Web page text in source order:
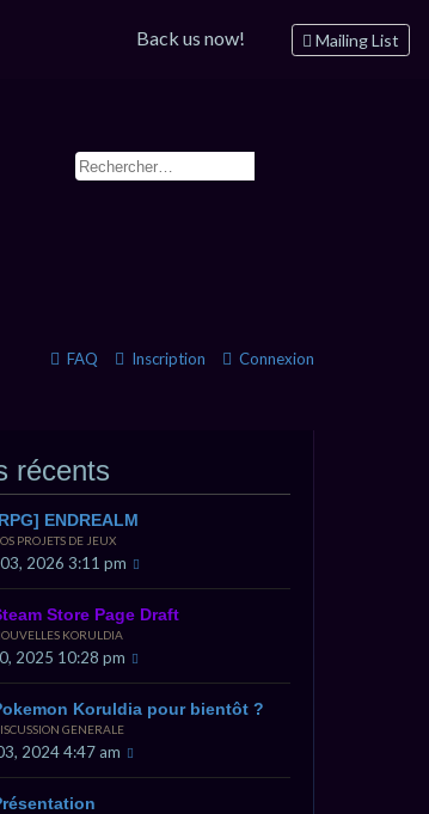
Mailing List
Back us now!
Connexion
Inscription
FAQ
récents
ENDREALM
PROJETS DE JEUX
03, 2026 3:11 pm
Store Page Draft
KORULDIA
2025 10:28 pm
Koruldia pour bientôt ?
GENERALE
2024 4:47 am